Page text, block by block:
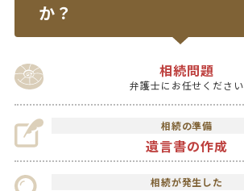
か？
相続問題
弁護士にお任せください
相続の準備
遺言書の作成
相続が発生した